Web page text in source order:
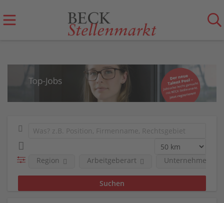
Region Arbeitgeberart Unternehmen